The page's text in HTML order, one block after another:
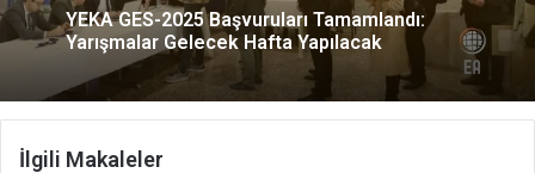
YEKA GES-2025 Başvuruları Tamamlandı:
Yarışmalar Gelecek Hafta Yapılacak
İlgili Makaleler